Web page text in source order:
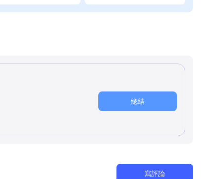
總結
寫評論